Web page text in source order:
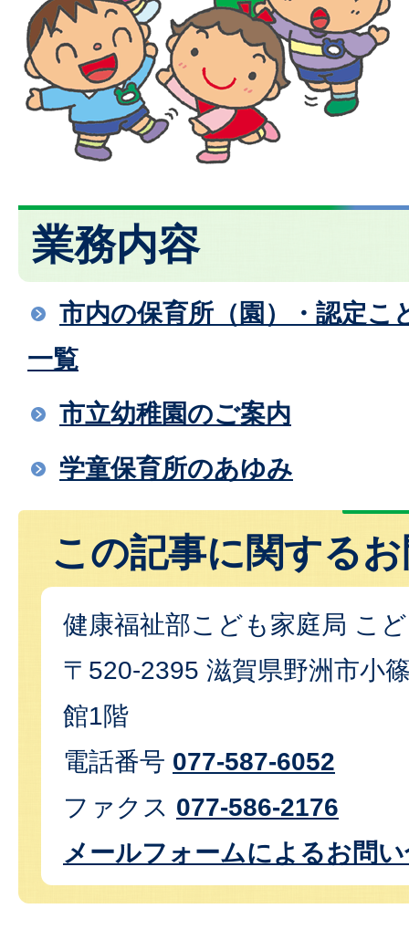
業務内容
市内の保育所（園）・認定こ
一覧
市立幼稚園のご案内
学童保育所のあゆみ
この記事に関する
健康福祉部こども家庭局 こ
〒520-2395 滋賀県野洲市小
館1階
電話番号 077-587-6052
ファクス 077-586-2176
メールフォームによるお問